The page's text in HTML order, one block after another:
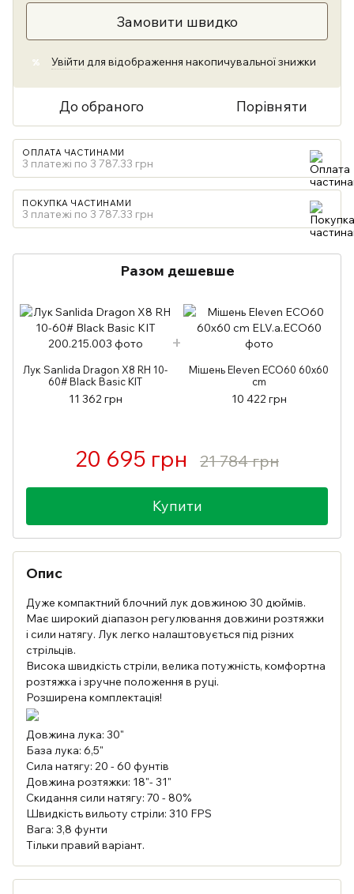
Замовити швидко
% Увійти для відображення накопичувальної знижки
До обраного Порівняти
ОПЛАТА ЧАСТИНАМИ
3 платежі по 3 787.33 грн
ПОКУПКА ЧАСТИНАМИ
3 платежі по 3 787.33 грн
Разом дешевше
Лук Sanlida Dragon X8 RH 10-
60# Black Basic KIT
11 362 грн
Мішень Eleven ECO60 60x60
cm
10 422 грн
20 695 грн 21 784 грн
Купити
Опис
Дуже компактний блочний лук довжиною 30 дюймів.
Має широкий діапазон регулювання довжини розтяжки
і сили натягу. Лук легко налаштовується під різних
стрільців.
Висока швидкість стріли, велика потужність, комфортна
розтяжка і зручне положення в руці.
Розширена комплектація!
Довжина лука: 30"
База лука: 6,5"
Сила натягу: 20 - 60 фунтів
Довжина розтяжки: 18"- 31"
Скидання сили натягу: 70 - 80%
Швидкість вильоту стріли: 310 FPS
Вага: 3,8 фунти
Тільки правий варіант.